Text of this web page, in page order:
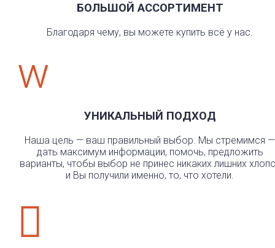
БОЛЬШОЙ АССОРТИМЕНТ
Благодаря чему, вы можете купить всё у нас.
w
УНИКАЛЬНЫЙ ПОДХОД
Наша цель — ваш правильный выбор. Мы стремимся —
дать максимум информации, помочь, предложить
варианты, чтобы выбор не принес никаких лишних
и Вы получили именно, то, что хотели.
